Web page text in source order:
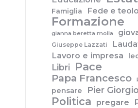
Famiglia
Fede e
Formazione
gianna beretta molla
Giuseppe Lazzati
Lavoro e impresa
Libri Pace
Papa Francesco
pensare Pier
Politica pregare